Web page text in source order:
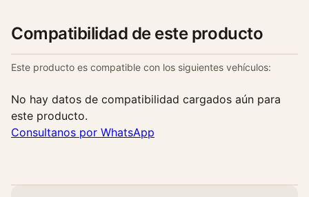
Compatibilidad de este producto
Este producto es compatible con los siguientes vehículos:
No hay datos de compatibilidad cargados aún para
este producto.
Consultanos por WhatsApp